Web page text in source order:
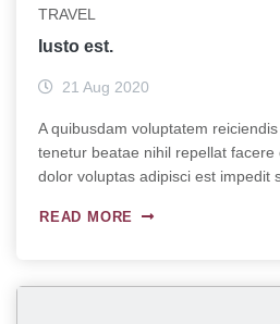
TRAVEL
Iusto est.
21 Aug 2020
A quibusdam voluptatem
tenetur beatae nihil repellat
dolor voluptas adipisci est impedit
READ MORE